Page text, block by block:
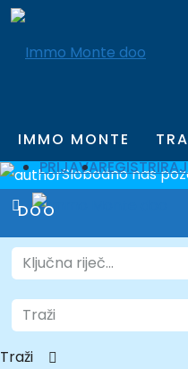
IMMO MONTE
DOO
PRIJAVA
Slobodno nas
Traži